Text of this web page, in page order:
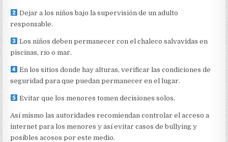
Dejar a los niños bajo la supervisión de un adulto
responsable.
Los niños deben permanecer con el chaleco salvavidas en
piscinas, río o mar.
En los sitios donde hay alturas, verificar las condiciones de
seguridad para que puedan permanecer en el lugar.
Evitar que los menores tomen decisiones solos.
Así mismo las autoridades recomiendan controlar el acceso a
internet para los menores y así evitar casos de bullying y
posibles acosos por este medio.